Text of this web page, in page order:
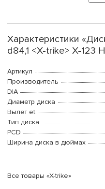
Характеристики
d84,1 <X-trike> X-123
Артикул
Производитель
DIA
Диаметр диска
Вылет et
Тип диска
PCD
Ширина диска в дюймах
Все товары «X-trike»